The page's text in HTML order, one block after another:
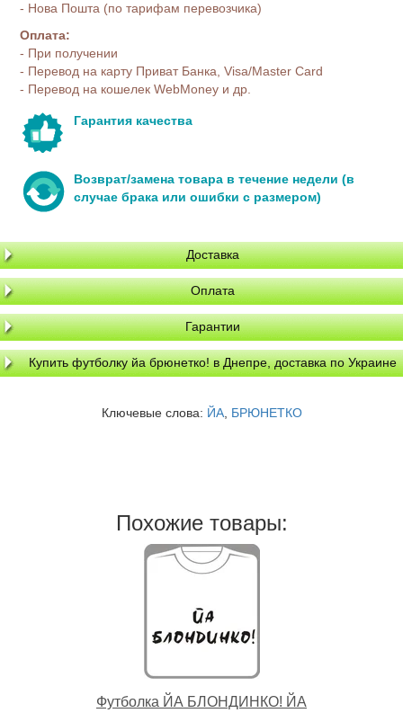
- Нова Пошта (по тарифам перевозчика)
Оплата:
- При получении
- Перевод на карту Приват Банка, Visa/Master Card
- Перевод на кошелек WebMoney и др.
Гарантия качества
Возврат/замена товара в течение недели (в
случае брака или ошибки с размером)
Доставка
Оплата
Гарантии
Купить футболку йа брюнетко! в Днепре, доставка по Украине
Ключевые слова: ЙА, БРЮНЕТКО
Похожие товары:
Футболка ЙА БЛОНДИНКО! ЙА